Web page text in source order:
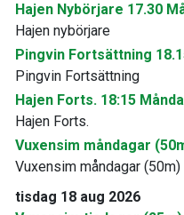
Hajen Nybörjare 17.30
Hajen nybörjare
Pingvin Fortsättning
Pingvin Fortsättning
Hajen Forts. 18:15
Hajen Forts.
Vuxensim måndagar
Vuxensim måndagar (50m)
tisdag 18 aug 2026